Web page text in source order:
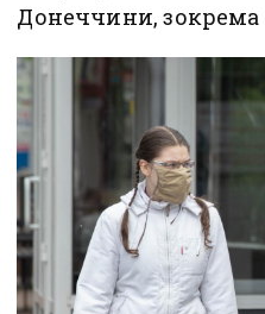
Донеччини, зокрема